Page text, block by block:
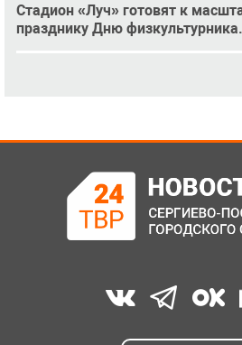
Стадион «Луч» готовят к
празднику Дню физкультурника.